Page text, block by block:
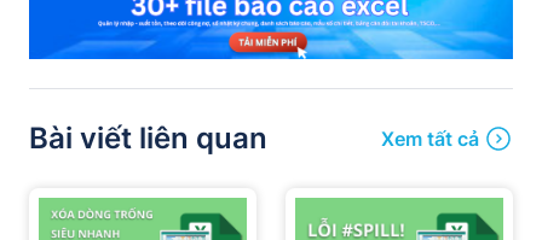
Bài viết liên quan Xem tất cả